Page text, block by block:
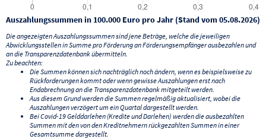
Auszahlungssummen in 100.000 Euro pro Jahr (Stand vom 05.08.2026)
Die angezeigten Auszahlungssummen sind jene Beträge, welche die jeweiligen
Abwicklungsstellen in Summe pro Förderung an Förderungsempfänger ausbezahlen und
an die Transparenzdatenbank übermitteln.
Zu beachten:
Die Summen können sich nachträglich noch ändern, wenn es beispielsweise zu
Rückforderungen kommt oder wenn gewisse Auszahlungen erst nach
Endabrechnung an die Transparenzdatenbank mitgeteilt werden.
Aus diesem Grund werden die Summen regelmäßig aktualisiert, wobei die
Auszahlungen verzögert um ein Quartal dargestellt werden.
Bei Covid-19 Gelddarlehen (Kredite und Darlehen) werden die ausbezahlten
Summen mit den von den Kreditnehmern rückgezahlten Summen in einer
Gesamtsumme dargestellt.